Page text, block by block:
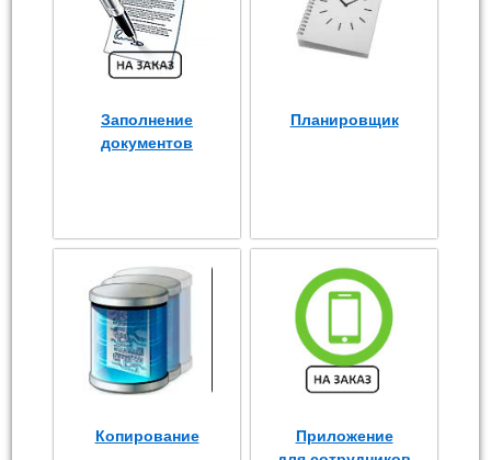
Заполнение
документов
Планировщик
Копирование
Приложение